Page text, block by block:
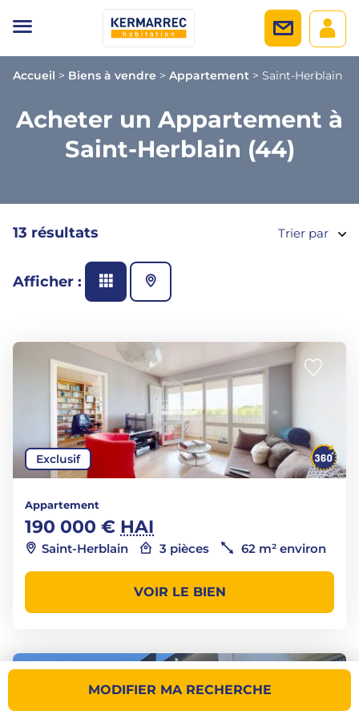
Accueil > Biens à vendre > Appartement > Saint-Herblain
Acheter un Appartement à
Saint-Herblain (44)
MODIFIER MA RECHERCHE
13 résultats Trier par
Afficher :
Exclusif
Appartement
190 000 € HAI
Saint-Herblain 3 pièces 62 m² environ
VOIR LE BIEN